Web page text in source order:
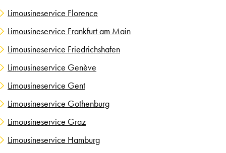
Limousineservice Florence
Limousineservice Frankfurt am Main
Limousineservice Friedrichshafen
Limousineservice Genève
Limousineservice Gent
Limousineservice Gothenburg
Limousineservice Graz
Limousineservice Hamburg